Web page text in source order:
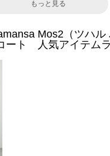
もっと見る
Mos2（ツハル
ート 人気アイテム